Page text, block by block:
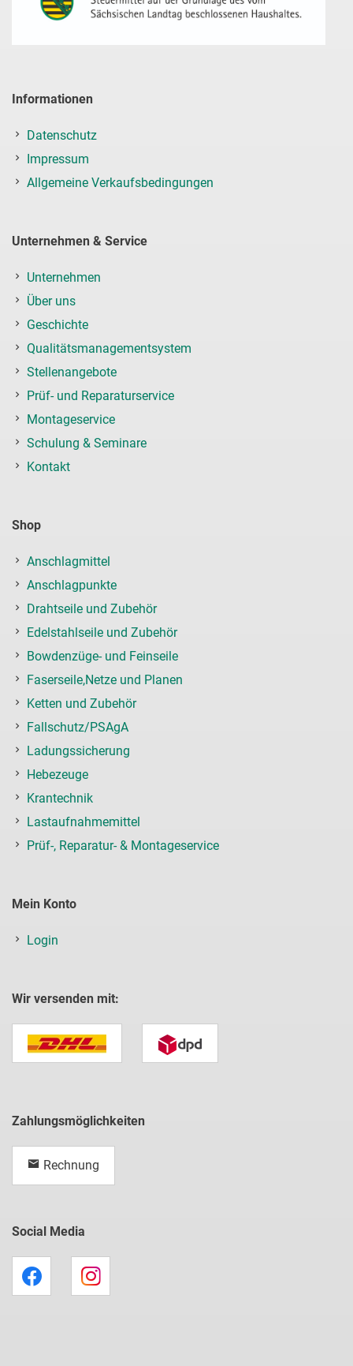
Informationen
Datenschutz
Impressum
Allgemeine Verkaufsbedingungen
Unternehmen & Service
Unternehmen
Über uns
Geschichte
Qualitätsmanagementsystem
Stellenangebote
Prüf- und Reparaturservice
Montageservice
Schulung & Seminare
Kontakt
Shop
Anschlagmittel
Anschlagpunkte
Drahtseile und Zubehör
Edelstahlseile und Zubehör
Bowdenzüge- und Feinseile
Faserseile,Netze und Planen
Ketten und Zubehör
Fallschutz/PSAgA
Ladungssicherung
Hebezeuge
Krantechnik
Lastaufnahmemittel
Prüf-, Reparatur- & Montageservice
Mein Konto
Login
Wir versenden mit:
Zahlungsmöglichkeiten
Rechnung
Social Media